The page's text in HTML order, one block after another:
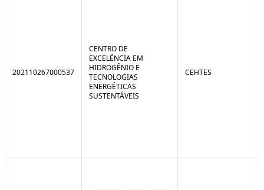
202110267000537
CENTRO DE
EXCELÊNCIA EM
HIDROGÊNIO E
TECNOLOGIAS
ENERGÉTICAS
SUSTENTÁVEIS
CEHTES